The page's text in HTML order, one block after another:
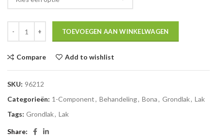
TOEVOEGEN AAN WINKELWAGEN
Compare Add to wishlist
SKU: 96212
Categorieën: 1-Component, Behandeling, Bona, Grondlak, Lak
Tags: Grondlak, Lak
Share